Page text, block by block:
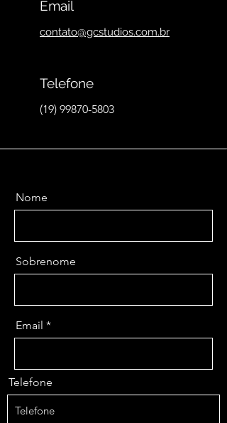
Email
contato@gcstudios.com.br
Telefone
(19) 99870-5803
Nome
Sobrenome
Email
Telefone